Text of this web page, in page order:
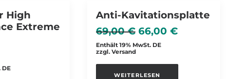
High
Extreme
DE
SALE
Anti-Kavitationsplatte
69,00€ Ursprünglicher
Preis
69,00 €
66,00 €Aktueller
66,00 €.
Enthält 19% MwSt. DE
zzgl. Versand
WEITERLESEN